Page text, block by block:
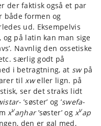
der faktisk også et par
både formen og
ud. Eksempelvis
og på latin kan man sige
Navnlig den ossetiske
særlig godt på
i betragtning, at swpå
tilxweller lign. på
ser det straks lidt
’søster’ og ’swefa-
xvaŋhar’søster’ ogxvap
den er gal med,